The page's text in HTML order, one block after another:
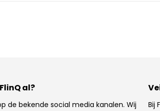
al?
de bekende social media kanalen. Wij
Bij